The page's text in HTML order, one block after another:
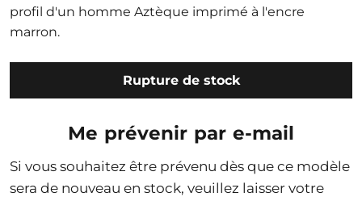
profil d'un homme Aztèque imprimé à l'encre
marron.
Rupture de stock
Me prévenir par e-mail
Si vous souhaitez être prévenu dès que ce modèle
sera de nouveau en stock, veuillez laisser votre